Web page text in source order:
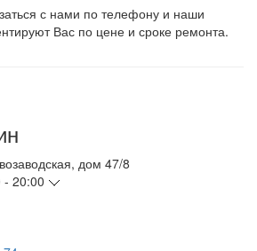
с нами по телефону и наши
Вас по цене и сроке ремонта.
дом 47/8
- 20:00